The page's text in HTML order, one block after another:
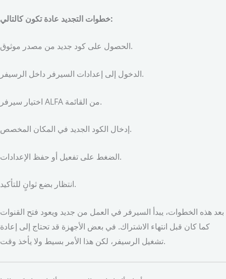
خطوات التجديد عادة تكون كالتالي:
الحصول على كود جديد من مصدر موثوق.
الدخول إلى إعدادات السيرفر داخل الرسيفر.
اختيار سيرفر ALFA من القائمة.
إدخال الكود الجديد في المكان المخصص.
الضغط على تفعيل أو حفظ الإعدادات.
انتظار بضع ثوانٍ للتأكيد.
بعد هذه الخطوات، يبدأ السيرفر في العمل من جديد ويعود فتح القنوات
كما كان قبل انتهاء الاشتراك. في بعض الأجهزة قد تحتاج إلى إعادة
تشغيل الرسيفر، لكن هذا الأمر بسيط ولا يأخذ وقت.